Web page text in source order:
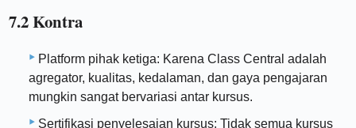
7.2 Kontra
Platform pihak ketiga: Karena Class Central adalah
agregator, kualitas, kedalaman, dan gaya pengajaran
mungkin sangat bervariasi antar kursus.
Sertifikasi penyelesaian kursus: Tidak semua kursus